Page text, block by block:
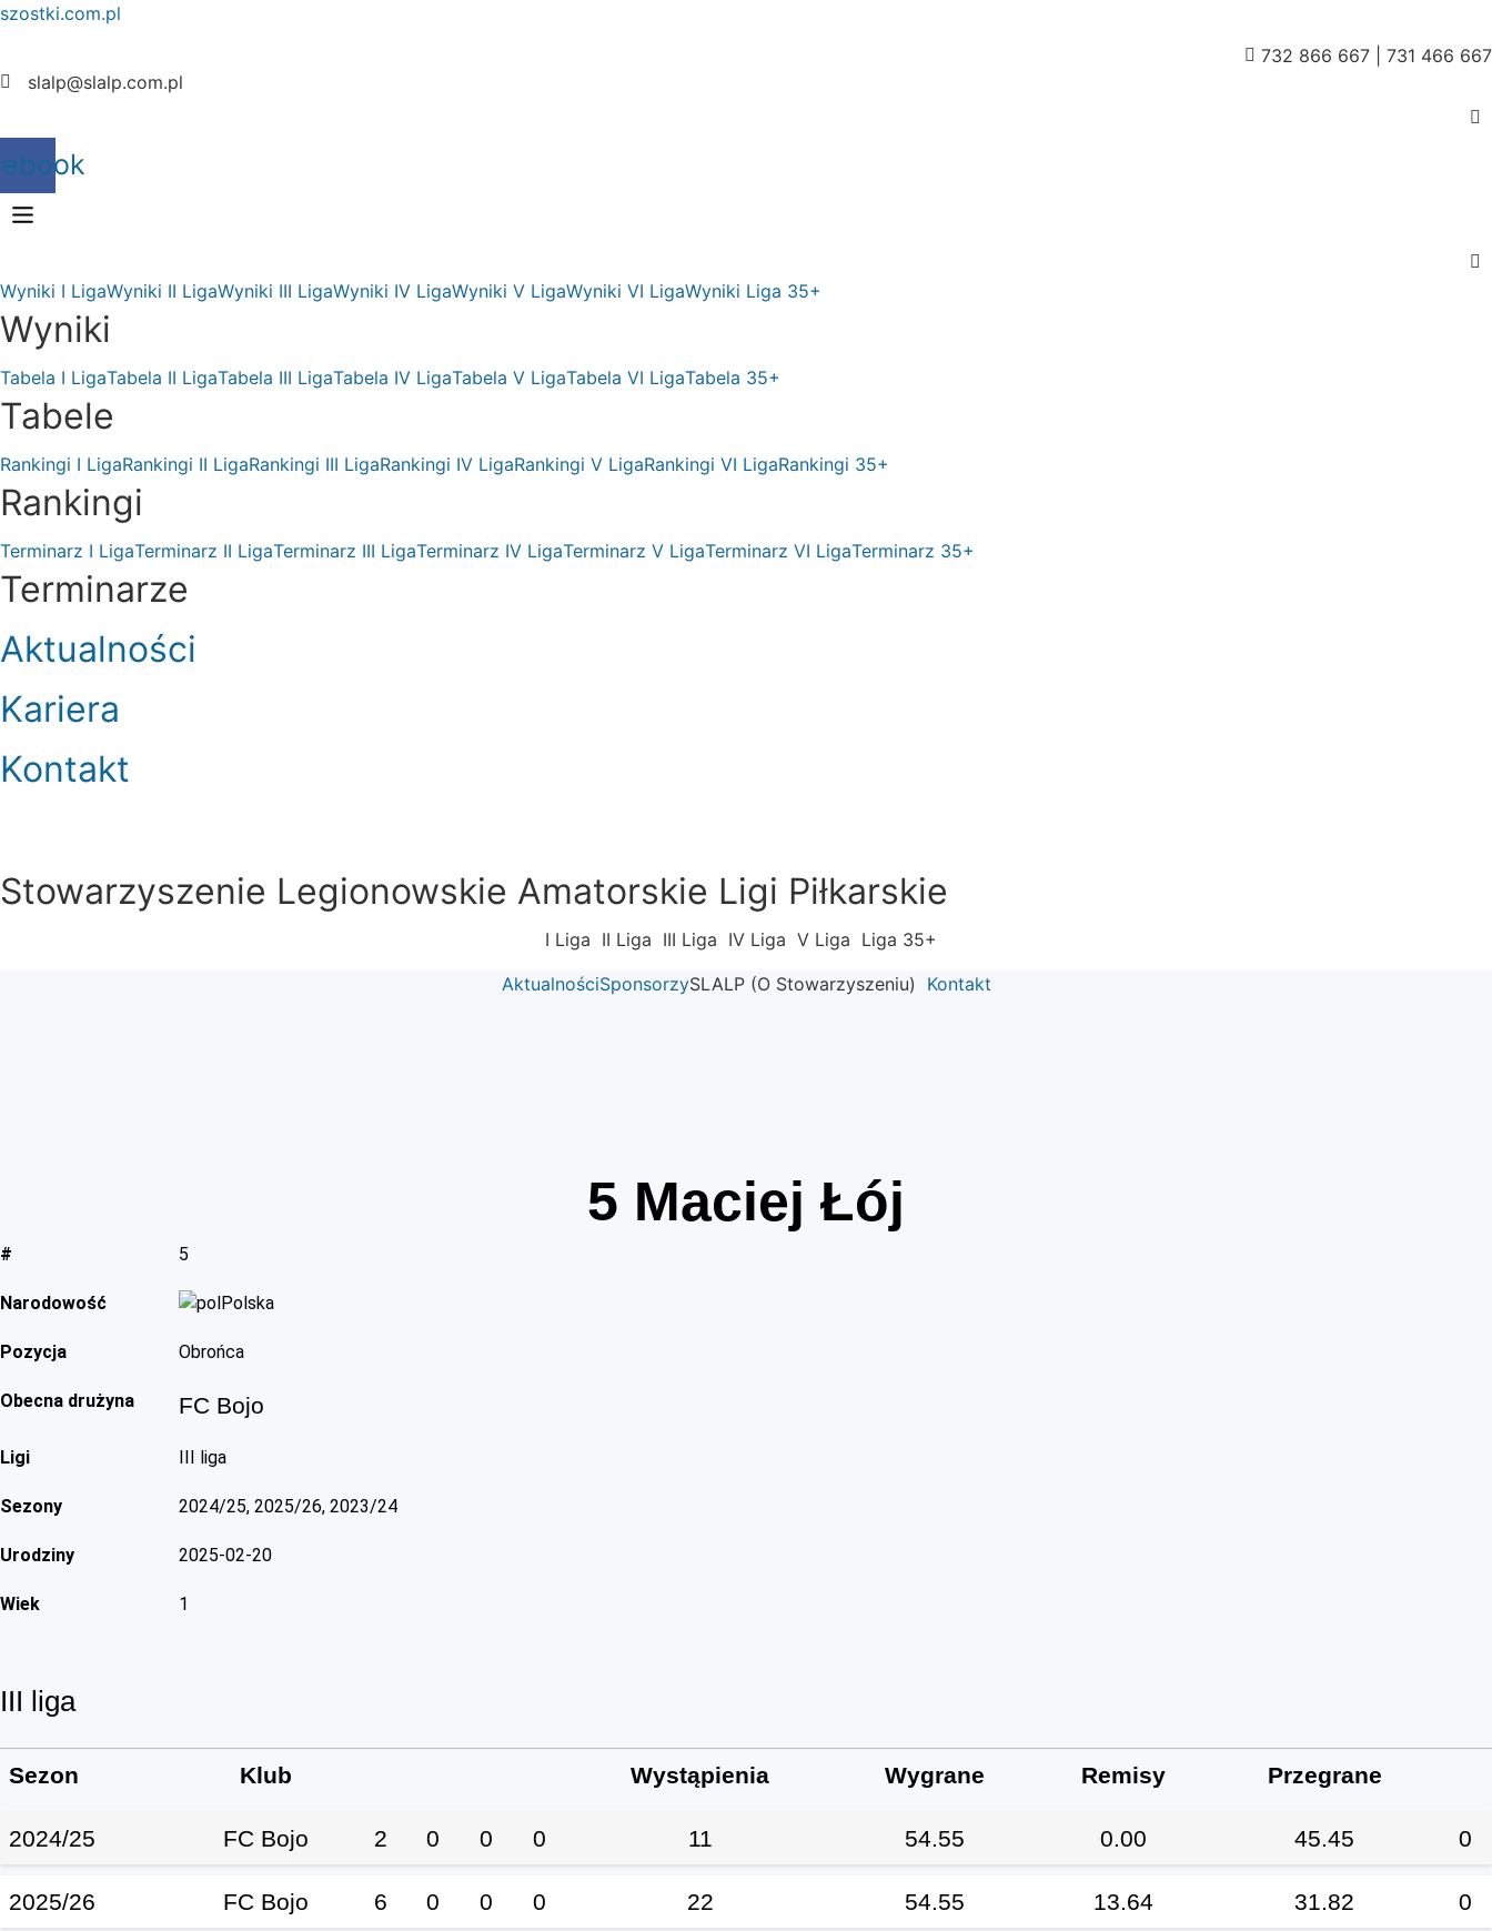
szostki.com.pl
732 866 667 | 731 466 667
slalp@slalp.com.pl
Wyniki I LigaWyniki II LigaWyniki III LigaWyniki IV LigaWyniki V LigaWyniki VI LigaWyniki Liga 35+
Wyniki
Tabela I LigaTabela II LigaTabela III LigaTabela IV LigaTabela V LigaTabela VI LigaTabela 35+
Tabele
Rankingi I LigaRankingi II LigaRankingi III LigaRankingi IV LigaRankingi V LigaRankingi VI LigaRankingi 35+
Rankingi
Terminarz I LigaTerminarz II LigaTerminarz III LigaTerminarz IV LigaTerminarz V LigaTerminarz VI LigaTerminarz 35+
Terminarze
Aktualności
Kariera
Kontakt
Stowarzyszenie Legionowskie Amatorskie Ligi Piłkarskie
I Liga II Liga III Liga IV Liga V Liga Liga 35+
AktualnościSponsorzySLALP (O Stowarzyszeniu) Kontakt
5 Maciej Łój
# 5
Narodowość Polska
Pozycja Obrońca
Obecna drużyna FC Bojo
Ligi III liga
Sezony 2024/25, 2025/26, 2023/24
Urodziny 2025-02-20
Wiek 1
III liga
Sezon Klub Wystąpienia Wygrane Remisy Przegrane
2024/25 FC Bojo 2 0 0 0 11 54.55 0.00 45.45 0
2025/26 FC Bojo 6 0 0 0 22 54.55 13.64 31.82 0